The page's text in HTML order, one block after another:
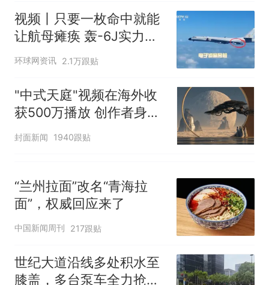
视频丨只要一枚命中就能
让航母瘫痪 轰-6J实力有
多强？
环球网资讯 2.1万跟贴
"中式天庭"视频在海外收
获500万播放 创作者身份
披露
封面新闻 1940跟贴
“兰州拉面”改名“青海拉
面”，权威回应来了
中国新闻周刊 217跟贴
世纪大道沿线多处积水至
膝盖，多台泵车全力抢